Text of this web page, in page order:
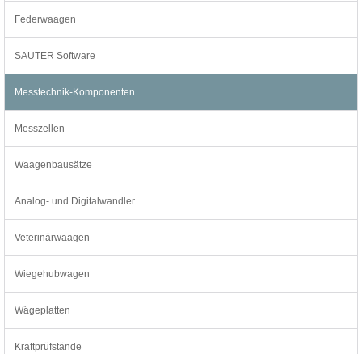
Federwaagen
SAUTER Software
Messtechnik-Komponenten
Messzellen
Waagenbausätze
Analog- und Digitalwandler
Veterinärwaagen
Wiegehubwagen
Wägeplatten
Kraftprüfstände